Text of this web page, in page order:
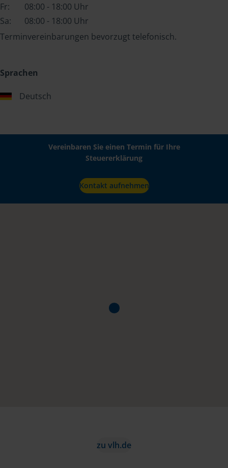
Fr:
08:00 - 18:00 Uhr
Sa:
08:00 - 18:00 Uhr
Terminvereinbarungen bevorzugt telefonisch.
Sprachen
Deutsch
Vereinbaren Sie einen Termin für Ihre
Steuererklärung
Kontakt aufnehmen
zu vlh.de